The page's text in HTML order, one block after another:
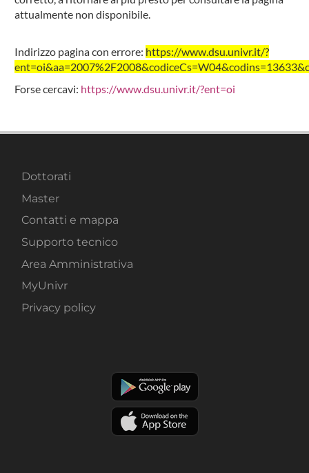
attualmente non disponibile.
Indirizzo pagina con errore: https://www.dsu.univr.it/?
Forse cercavi: https://www.dsu.univr.it/?ent=oi
Dottorati
Master
Contatti e mappa
Supporto tecnico
Area Amministrativa
MyUnivr
Privacy policy